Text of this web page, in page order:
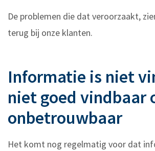
De problemen die dat veroorzaakt,
terug bij onze klanten.
Informatie is niet
niet goed vindbaar
onbetrouwbaar
Het komt nog regelmatig voor dat